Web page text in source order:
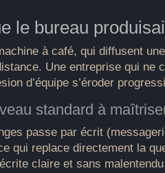
le bureau
à café, qui diffusent
Une entreprise qui
d’équipe s’éroder
standard à
passe par écrit
qui replace directement la
claire et sans